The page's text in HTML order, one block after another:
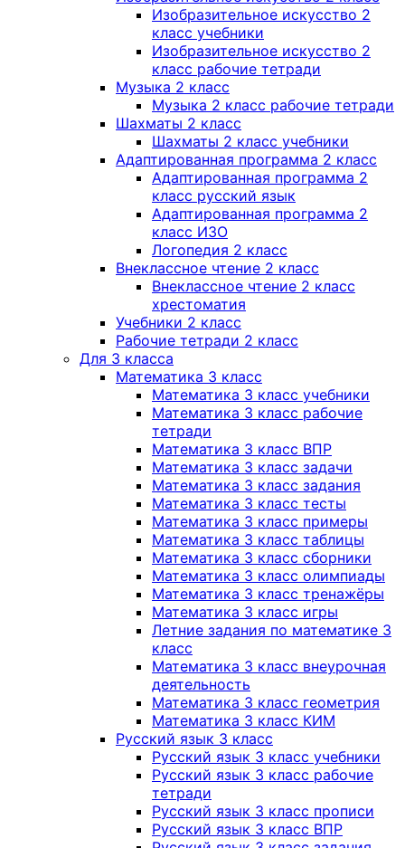
Изобразительное искусство 2
класс учебники
Изобразительное искусство 2
класс рабочие тетради
Музыка 2 класс
Музыка 2 класс рабочие тетради
Шахматы 2 класс
Шахматы 2 класс учебники
Адаптированная программа 2 класс
Адаптированная программа 2
класс русский язык
Адаптированная программа 2
класс ИЗО
Логопедия 2 класс
Внеклассное чтение 2 класс
Внеклассное чтение 2 класс
хрестоматия
Учебники 2 класс
Рабочие тетради 2 класс
Для 3 класса
Математика 3 класс
Математика 3 класс учебники
Математика 3 класс рабочие
тетради
Математика 3 класс ВПР
Математика 3 класс задачи
Математика 3 класс задания
Математика 3 класс тесты
Математика 3 класс примеры
Математика 3 класс таблицы
Математика 3 класс сборники
Математика 3 класс олимпиады
Математика 3 класс тренажёры
Математика 3 класс игры
Летние задания по математике 3
класс
Математика 3 класс внеурочная
деятельность
Математика 3 класс геометрия
Математика 3 класс КИМ
Русский язык 3 класс
Русский язык 3 класс учебники
Русский язык 3 класс рабочие
тетради
Русский язык 3 класс прописи
Русский язык 3 класс ВПР